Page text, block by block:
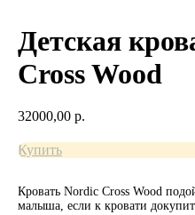
Детская
Cross Wood
32000,00 р.
Купить
Кровать Nordic Cross Wood
малыша, если к кровати